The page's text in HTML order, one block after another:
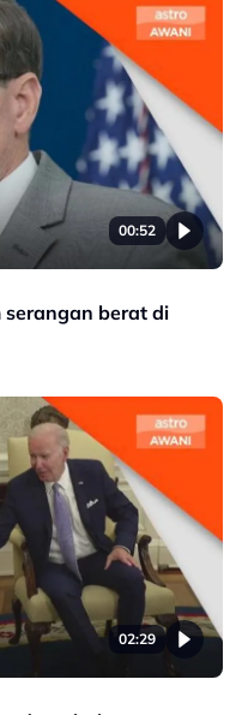
00:52
berat di
02:29